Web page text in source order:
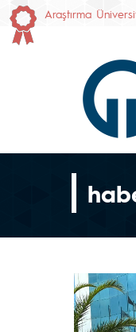
Araştırma